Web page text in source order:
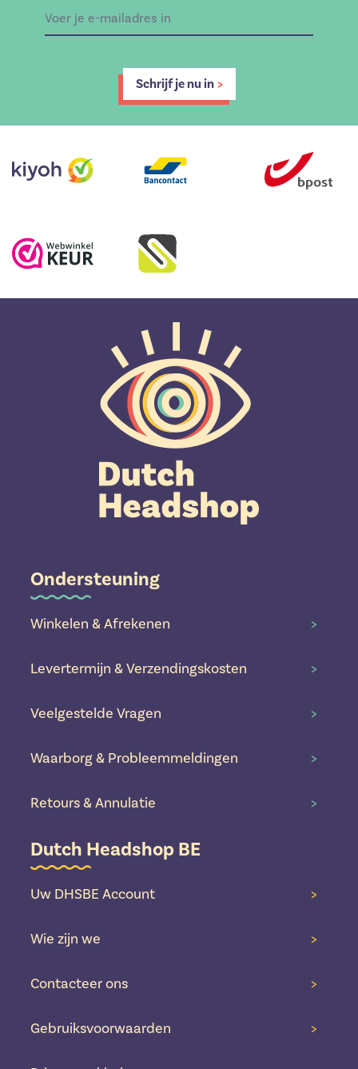
Schrijf je nu in >
Ondersteuning
Winkelen & Afrekenen >
Levertermijn & Verzendingskosten >
Veelgestelde Vragen >
Waarborg & Probleemmeldingen >
Retours & Annulatie >
Dutch Headshop BE
Uw DHSBE Account >
Wie zijn we >
Contacteer ons >
Gebruiksvoorwaarden >